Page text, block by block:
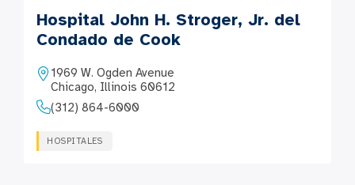
Hospital John H. Stroger, Jr. del
Condado de Cook
1969 W. Ogden Avenue
Chicago, Illinois 60612
(312) 864-6000
HOSPITALES